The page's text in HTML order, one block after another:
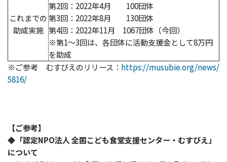
これまでの
助成実施
第2回：2022年4月 100団体
第3回：2022年8月 130団体
第4回：2022年11月 1067団体（今回）
※第1～3回は、各団体に活動支援金として8万円
を助成
※ご参考 むすびえのリリース： https://musubie.org/news/
5816/
【ご参考】
◆ 「認定NPO法人 全国こども食堂支援センター・むすびえ」
について